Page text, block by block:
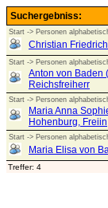
Suchergebniss:
Start -> Personen
Christian
Start -> Personen
Anton von Baden
Reichsfreiherr
Start -> Personen
Maria Anna
Hohenburg, Freiin
Start -> Personen
Maria Elisa von
Treffer: 4